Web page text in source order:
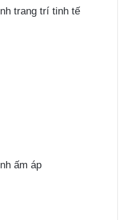
trang trí tinh tế
ấm áp